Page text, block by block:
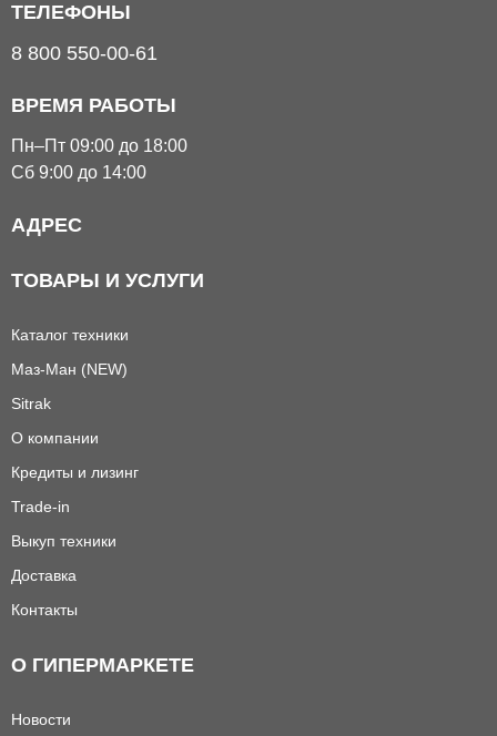
ТЕЛЕФОНЫ
8 800 550-00-61
ВРЕМЯ РАБОТЫ
Пн–Пт 09:00 до 18:00
Сб 9:00 до 14:00
АДРЕС
ТОВАРЫ И УСЛУГИ
Каталог техники
Маз-Ман (NEW)
Sitrak
О компании
Кредиты и лизинг
Trade-in
Выкуп техники
Доставка
Контакты
О ГИПЕРМАРКЕТЕ
Новости